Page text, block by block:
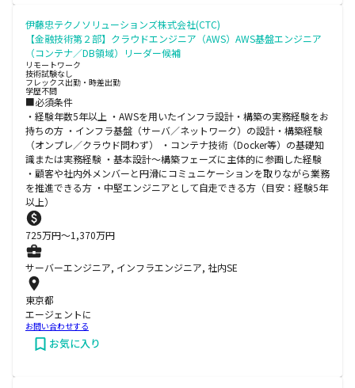
伊藤忠テクノソリューションズ株式会社(CTC)
【金融技術第２部】クラウドエンジニア（AWS）AWS基盤エンジニア
（コンテナ／DB領域）リーダー候補
リモートワーク
技術試験なし
フレックス出勤・時差出勤
学歴不問
■必須条件
・経験年数5年以上 ・AWSを用いたインフラ設計・構築の実務経験をお
持ちの方 ・インフラ基盤（サーバ／ネットワーク）の設計・構築経験
（オンプレ／クラウド問わず） ・コンテナ技術（Docker等）の基礎知
識または実務経験 ・基本設計～構築フェーズに主体的に参画した経験
・顧客や社内外メンバーと円滑にコミュニケーションを取りながら業務
を推進できる方 ・中堅エンジニアとして自走できる方（目安：経験5年
以上）
725万円〜1,370万円
サーバーエンジニア, インフラエンジニア, 社内SE
東京都
エージェントに
お問い合わせする
お気に入り